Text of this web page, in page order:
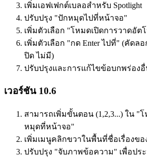
เพิ่มเอฟเฟกต์เบลอสำหรับ Spotlight
ปรับปรุง "ปักหมุดไปที่หน้าจอ"
เพิ่มตัวเลือก "โหมดเปิดการวาดอัต
เพิ่มตัวเลือก "กด Enter ไปที่" (คัดล
ปิด ไม่มี)
ปรับปรุงและการแก้ไขข้อบกพร่อง
เวอร์ชัน 10.6
สามารถเพิ่มขั้นตอน (1,2,3...) ใน "
หมุดที่หน้าจอ"
เพิ่มเมนูคลิกขวาในพื้นที่ชื่อเรื่องข
ปรับปรุง "จับภาพข้อความ" เพื่อป